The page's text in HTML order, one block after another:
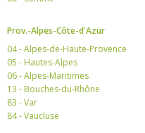
Prov.-Alpes-Côte-d'Azur
04 - Alpes-de-Haute-Provence
05 - Hautes-Alpes
06 - Alpes-Maritimes
13 - Bouches-du-Rhône
83 - Var
84 - Vaucluse